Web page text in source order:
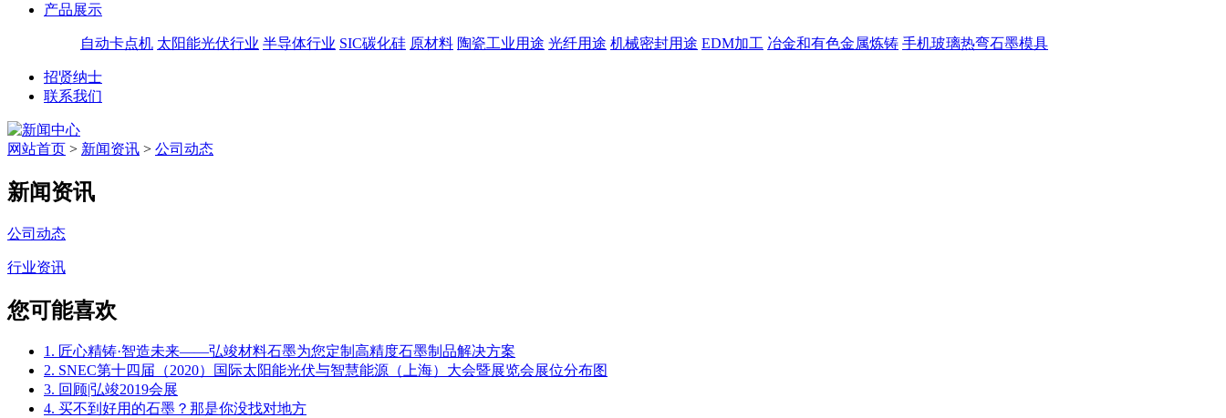
产品展示
自动卡点机 太阳能光伏行业 半导体行业 SIC碳化硅 原材料 陶瓷工业用途 光纤用途 机械密封用途 EDM加工 冶金和有色金属炼铸 手机玻璃热弯石墨模具
招贤纳士
联系我们
网站首页 > 新闻资讯 > 公司动态
新闻资讯
公司动态
行业资讯
您可能喜欢
1. 匠心精铸·智造未来——弘竣材料石墨为您定制高精度石墨制品解决方案
2. SNEC第十四届（2020）国际太阳能光伏与智慧能源（上海）大会暨展览会展位分布图
3. 回顾|弘竣2019会展
4. 买不到好用的石墨？那是你没找对地方​